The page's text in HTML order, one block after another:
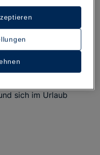
Und bestimmt
Party zu machen,
nicht für den Schutz
Nach einer
das Beobachten
sich im Urlaub